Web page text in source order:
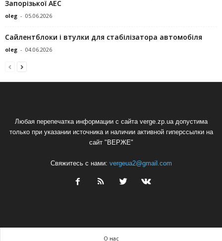
Запорізької АЕС
oleg - 05.06.2026
Сайлентблоки і втулки для стабілізатора автомобіля
oleg - 04.06.2026
Любая перепечатка информации с сайта verge.zp.ua допустима
только при указании источника и наличии активной гиперссылки на
сайт "ВЕРЖЕ"
Свяжитесь с нами: vergeua2@gmail.com
О нас